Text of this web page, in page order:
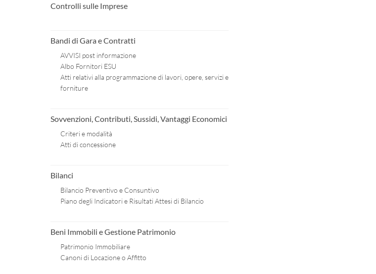
Controlli sulle Imprese
Bandi di Gara e Contratti
AVVISI post informazione
Albo Fornitori ESU
Atti relativi alla programmazione di lavori, opere, servizi e
forniture
Sovvenzioni, Contributi, Sussidi, Vantaggi Economici
Criteri e modalità
Atti di concessione
Bilanci
Bilancio Preventivo e Consuntivo
Piano degli Indicatori e Risultati Attesi di Bilancio
Beni Immobili e Gestione Patrimonio
Patrimonio Immobiliare
Canoni di Locazione o Affitto